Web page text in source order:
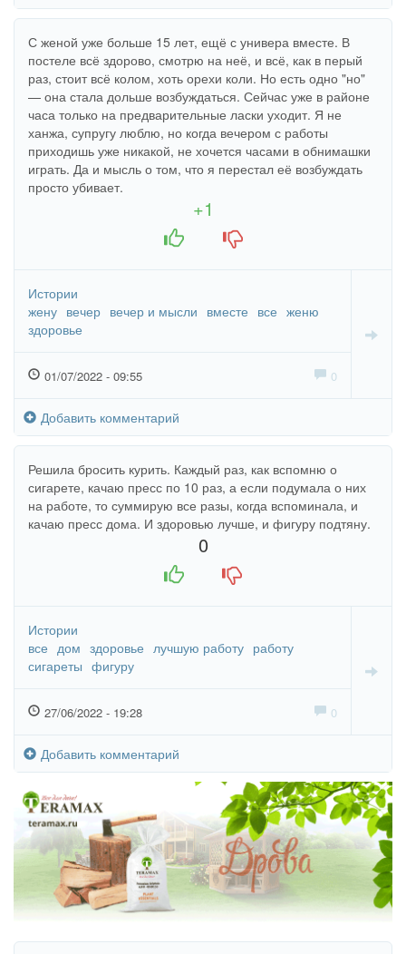
С женой уже больше 15 лет, ещё с универа вместе. В
постеле всё здорово, смотрю на неё, и всё, как в перый
раз, стоит всё колом, хоть орехи коли. Но есть одно "но"
— она стала дольше возбуждаться. Сейчас уже в районе
часа только на предварительные ласки уходит. Я не
ханжа, супругу люблю, но когда вечером с работы
приходишь уже никакой, не хочется часами в обнимашки
играть. Да и мысль о том, что я перестал её возбуждать
просто убивает.
+1
Истории
жену вечер вечер и мысли вместе все женю
здоровье
01/07/2022 - 09:55 0
Добавить комментарий
Решила бросить курить. Каждый раз, как вспомню о
сигарете, качаю пресс по 10 раз, а если подумала о них
на работе, то суммирую все разы, когда вспоминала, и
качаю пресс дома. И здоровью лучше, и фигуру подтяну.
0
Истории
все дом здоровье лучшую работу работу
сигареты фигуру
27/06/2022 - 19:28 0
Добавить комментарий